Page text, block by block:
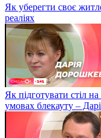
Як уберегти своє
реаліях
Як підготувати стіл
умовах блекауту –